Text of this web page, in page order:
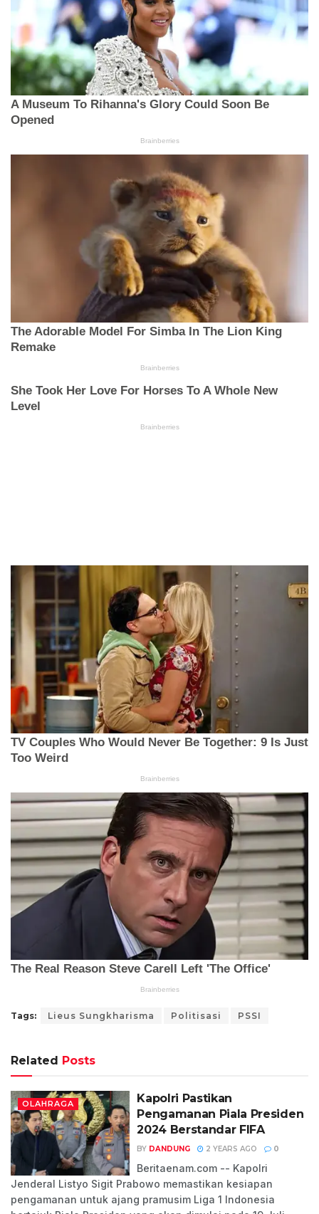
Tags: Lieus Sungkharisma Politisasi PSSI
Related Posts
OLAHRAGA
Kapolri Pastikan
Pengamanan Piala Presiden
2024 Berstandar FIFA
BY DANDUNG 2 YEARS AGO 0
Beritaenam.com -- Kapolri
Jenderal Listyo Sigit Prabowo memastikan kesiapan
pengamanan untuk ajang pramusim Liga 1 Indonesia